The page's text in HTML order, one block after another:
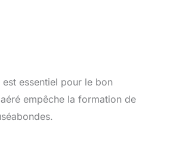
essentiel pour le bon
empêche la formation de